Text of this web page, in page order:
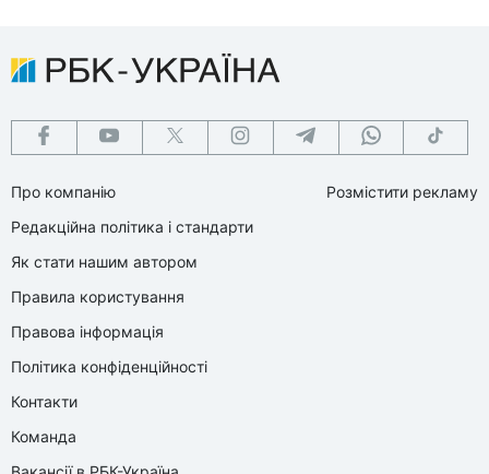
Про компанію
Редакційна політика і стандарти
Як стати нашим автором
Правила користування
Правова інформація
Політика конфіденційності
Контакти
Команда
Розмістити рекламу